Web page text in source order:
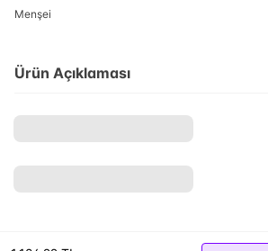
Menşei
Ürün Açıklaması